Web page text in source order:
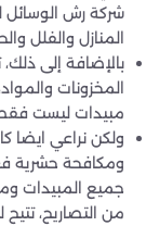
شركة رش الوسائل
المنازل والفلل
بالإضافة إلى
المخزونات
مبيدات ليست فقط
ولكن نراعي ايضا
ومكافحة حشرية
جميع المبيدات
من التصاريح، تتيح